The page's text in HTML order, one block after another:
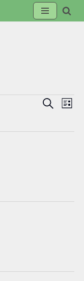
Suche
Suche
Liste